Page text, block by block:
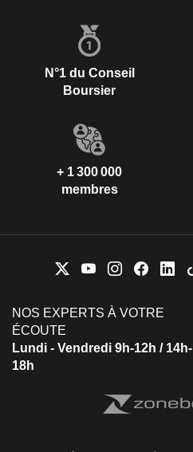
N°1 du Conseil
Boursier
+ 1 300 000
membres
NOS EXPERTS À VOTRE
ÉCOUTE
Lundi - Vendredi 9h-12h / 14h-
18h